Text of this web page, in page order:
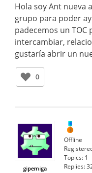
Hola soy Ant nueva
grupo para poder
padecemos un
intercambiar,
gustaría abrir un
0
gipemiga
Offline
Topics: 1
Replies: